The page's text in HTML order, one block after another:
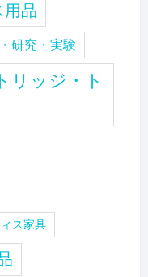
用品
研究・実験
リッジ・ト
ス家具